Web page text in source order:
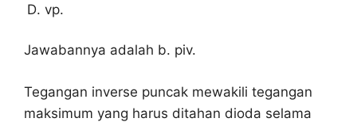
vp.
Jawabannya adalah b. piv.
Tegangan inverse puncak mewakili tegangan
maksimum yang harus ditahan dioda selama